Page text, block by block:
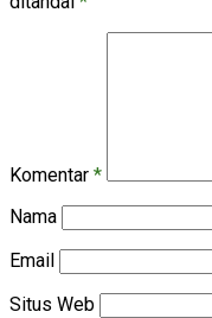
Komentar *
Nama
Email
Situs Web